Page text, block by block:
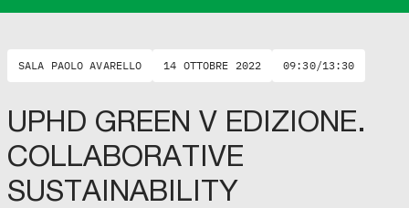
SALA PAOLO AVARELLO 14 OTTOBRE 2022 09:30/13:30
UPHD GREEN V EDIZIONE.
COLLABORATIVE
SUSTAINABILITY